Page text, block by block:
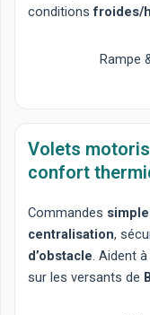
conditionsfroides/
Rampe
Volets
confort
Commandes
centralisation,
d’obstacle . Aident à
sur les versants de